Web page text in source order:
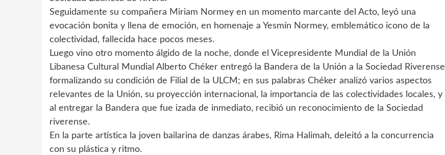
Seguidamente su compañera Miriam Normey en un momento marcante del Acto, leyó una
evocación bonita y llena de emoción, en homenaje a Yesmín Normey, emblemático icono de la
colectividad, fallecida hace pocos meses.
Luego vino otro momento álgido de la noche, donde el Vicepresidente Mundial de la Unión
Libanesa Cultural Mundial Alberto Chéker entregó la Bandera de la Unión a la Sociedad Riverense
formalizando su condición de Filial de la ULCM; en sus palabras Chéker analizó varios aspectos
relevantes de la Unión, su proyección internacional, la importancia de las colectividades locales, y
al entregar la Bandera que fue izada de inmediato, recibió un reconocimiento de la Sociedad
riverense.
En la parte artística la joven bailarina de danzas árabes, Rima Halimah, deleitó a la concurrencia
con su plástica y ritmo.